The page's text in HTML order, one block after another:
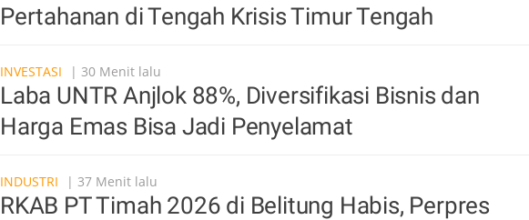
Pertahanan di Tengah Krisis Timur Tengah
INVESTASI | 30 Menit lalu
Laba UNTR Anjlok 88%, Diversifikasi Bisnis dan
Harga Emas Bisa Jadi Penyelamat
INDUSTRI | 37 Menit lalu
RKAB PT Timah 2026 di Belitung Habis, Perpres